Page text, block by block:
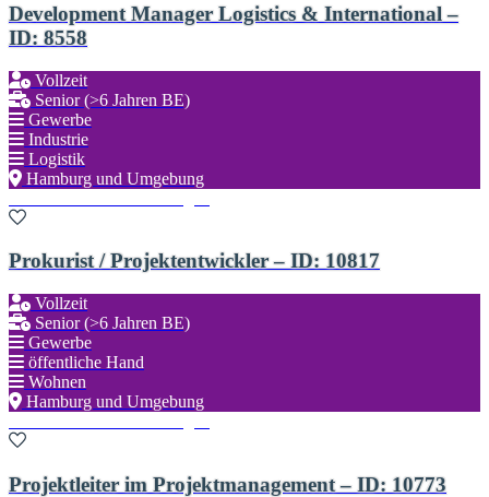
Development Manager Logistics & International –
ID: 8558
Vollzeit
Senior (>6 Jahren BE)
Gewerbe
Industrie
Logistik
Hamburg und Umgebung
Prokurist / Projektentwickler – ID: 10817
Vollzeit
Senior (>6 Jahren BE)
Gewerbe
öffentliche Hand
Wohnen
Hamburg und Umgebung
Projektleiter im Projektmanagement – ID: 10773